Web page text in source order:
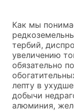
Как мы
тербий,
увеличению
обязательно
лепту в
добычи
алюминия,